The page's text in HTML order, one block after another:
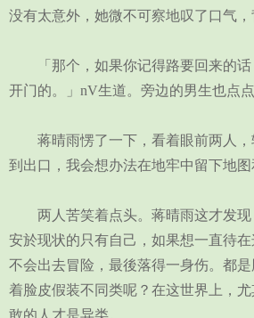
没有太意外，她微不可察地叹了口气，
「那个，如果你记得路要回来的话
开门的。」nV生道。旁边的男生也点点
蒋晴雨愣了一下，看着眼前两人，
到出口，我会想办法在地牢中留下地图
两人苦笑着点头。蒋晴雨这才发现
安於现状的只有自己，如果想一直待
不会出去冒险，最後落得一身伤。都
着脸皮假装不同类呢？在这世界上，
敢的人才是异类。